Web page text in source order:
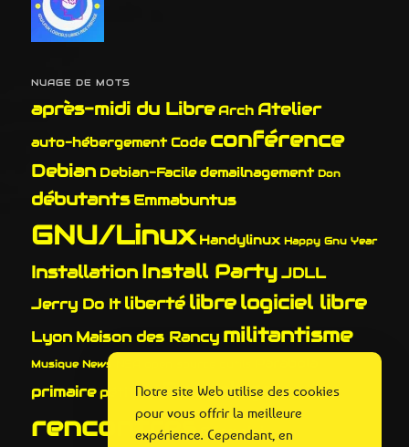
NUAGE DE MOTS
après-midi du Libre Arch Atelier
auto-hébergement Code conférence
Debian Debian-Facile demailnagement Don
débutants Emmabuntus
GNU/Linux Handylinux Happy Gnu Year
Installation Install PartyJDLL
Jerry Do It liberté librelogiciel libre
Lyon Maison des Rancy militantisme
Musique News
primaire pétition Recyclage
rencontres Réemploi
Notre site Web utilise des cookies
pour vous offrir la meilleure
expérience. Cependant, en